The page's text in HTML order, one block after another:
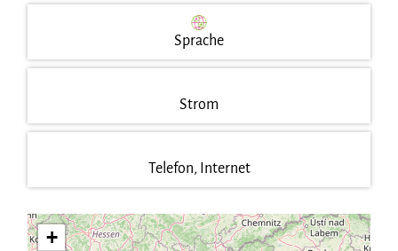
Sprache
Strom
Telefon, Internet
+